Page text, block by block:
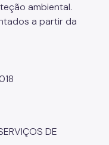
ambiental.
a partir da
DE